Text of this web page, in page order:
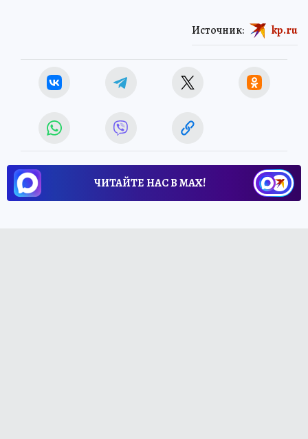
Источник: kp.ru
ЧИТАЙТЕ НАС В МАХ!